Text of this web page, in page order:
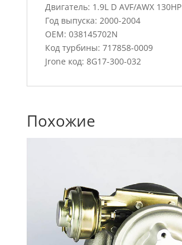
Двигатель: 1.9L D AVF/AWX 130HP
Год выпуска: 2000-2004
OEM: 038145702N
Код турбины: 717858-0009
Jrone код: 8G17-300-032
Похожие